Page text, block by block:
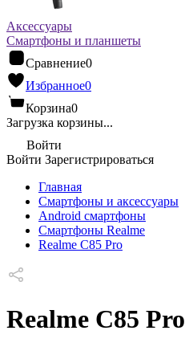
Аксессуары
Смартфоны и планшеты
Сравнение0
Избранное0
Корзина0
Загрузка корзины...
Войти
Войти Зарегистрироваться
Главная
Смартфоны и аксессуары
Android cмартфоны
Смартфоны Realme
Realme C85 Pro
Realme C85 Pro